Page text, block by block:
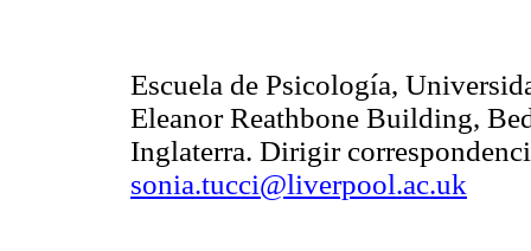
Escuela de Psicología,
Eleanor Reathbone Building,
Inglaterra. Dirigir
sonia.tucci@liverpool.ac.uk